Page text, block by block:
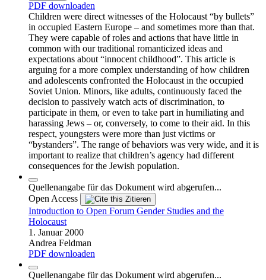
PDF downloaden
Children were direct witnesses of the Holocaust “by bullets”
in occupied Eastern Europe – and sometimes more than that.
They were capable of roles and actions that have little in
common with our traditional romanticized ideas and
expectations about “innocent childhood”. This article is
arguing for a more complex understanding of how children
and adolescents confronted the Holocaust in the occupied
Soviet Union. Minors, like adults, continuously faced the
decision to passively watch acts of discrimination, to
participate in them, or even to take part in humiliating and
harassing Jews – or, conversely, to come to their aid. In this
respect, youngsters were more than just victims or
“bystanders”. The range of behaviors was very wide, and it is
important to realize that children’s agency had different
consequences for the Jewish population.
Quellenangabe für das Dokument wird abgerufen...
Open Access
Zitieren
Introduction to Open Forum Gender Studies and the
Holocaust
1. Januar 2000
Andrea Feldman
PDF downloaden
Quellenangabe für das Dokument wird abgerufen...